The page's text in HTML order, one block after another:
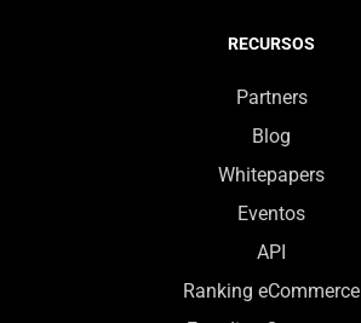
RECURSOS
Partners
Blog
Whitepapers
Eventos
API
Ranking eCommerce